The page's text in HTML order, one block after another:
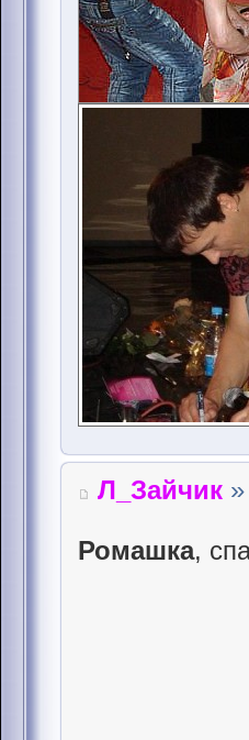
Л_Зайчик
Ромашка,